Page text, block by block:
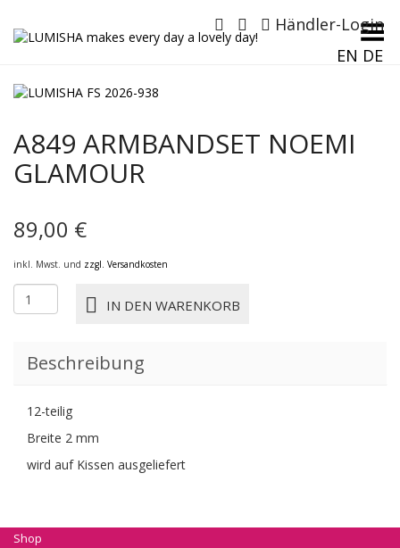
Händler-Login
EN DE
Menü umschalten
A849 ARMBANDSET NOEMI
GLAMOUR
89,00 €
inkl. Mwst. und zzgl. Versandkosten
A849
ARMBANDSET
Menge
IN DEN WARENKORB
Beschreibung
12-teilig
Breite 2 mm
wird auf Kissen ausgeliefert
Shop